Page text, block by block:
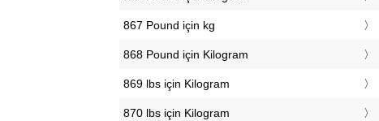
867 Pound için kg
868 Pound için Kilogram
869 lbs için Kilogram
870 lbs için Kilogram